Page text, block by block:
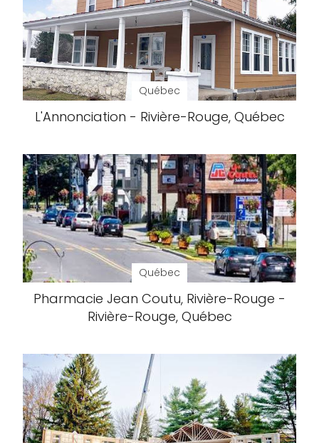
Québec
L'Annonciation - Rivière-Rouge, Québec
Québec
Pharmacie Jean Coutu, Rivière-Rouge -
Rivière-Rouge, Québec